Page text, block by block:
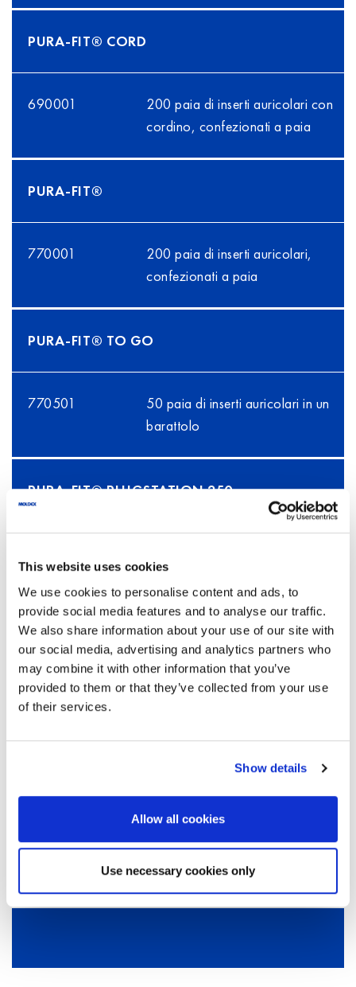
This website uses cookies
We use cookies to personalise content and ads, to
provide social media features and to analyse our traffic.
We also share information about your use of our site with
our social media, advertising and analytics partners who
may combine it with other information that you’ve
provided to them or that they’ve collected from your use
of their services.
Show details
Allow all cookies
Use necessary cookies only
PURA-FIT® CORD
690001
200 paia di inserti auricolari con
cordino, confezionati a paia
PURA-FIT®
770001
200 paia di inserti auricolari,
confezionati a paia
PURA-FIT® TO GO
770501
50 paia di inserti auricolari in un
barattolo
PURA-FIT® PLUGSTATION 250
dispenser
PURA-FIT® PLUGSTATION 500
775001
776001
500 paia di inserti in un sacchetto
per la ricarica